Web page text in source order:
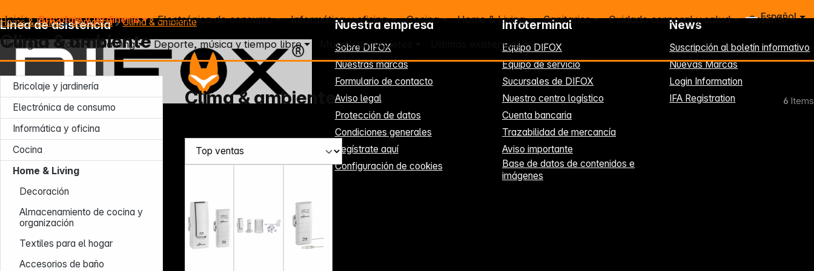
Español
Inicio Bricolaje y jardinería Electrónica de consumo Informática y oficina Cocina Home & Living Sanitarios Cuidado corporal y salud Soporte
Energía Foto Gaming Deporte, música y tiempo libre Mundo de juguetes Últimas existencias
Home & Living Domótica Clima & ambiente
Clima & ambiente
Bricolaje y jardinería
Electrónica de consumo
Informática y oficina
Cocina
Home & Living
Decoración
Almacenamiento de cocina y
organización
Textiles para el hogar
Accesorios de baño
Clima & ambiente 6 Items
Línea de asistencia
Lun – Jue: 7:30 – 16:30 (CET)
Vie: 7:30 – 13:30 (CET)
Tel.: +49 931 9708 - 466
E-mail: info@difox.com
Nuestra empresa
Sobre DIFOX
Nuestras marcas
Formulario de contacto
Aviso legal
Protección de datos
Condiciones generales
Regístrate aquí
Configuración de cookies
Infoterminal
Equipo DIFOX
Equipo de servicio
Sucursales de DIFOX
Nuestro centro logístico
Cuenta bancaria
Trazabilidad de mercancía
Aviso importante
Base de datos de contenidos e
imágenes
News
Suscripción al boletín informativo
Nuevas Marcas
Login Information
IFA Registration